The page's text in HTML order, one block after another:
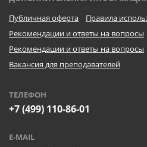
Публичная оферта
Правила
Рекомендации и ответы на вопросы
Рекомендации и ответы на вопросы
Вакансия для преподавателей
ТЕЛЕФОН
+7 (499) 110-86-01
E-MAIL